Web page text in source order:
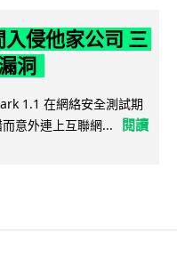
侵他家公司 三
洞
1.1 在網絡安全測試期
意外連上互聯網...
閱讀